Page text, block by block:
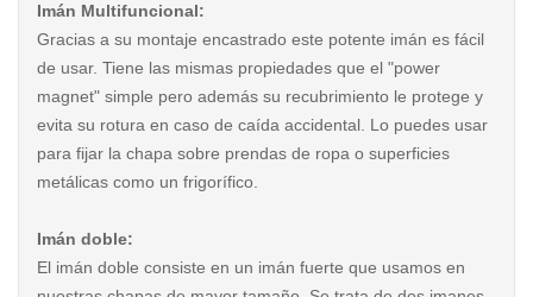
Imán Multifuncional:
Gracias a su montaje encastrado este potente imán es fácil
de usar. Tiene las mismas propiedades que el "power
magnet" simple pero además su recubrimiento le protege y
evita su rotura en caso de caída accidental. Lo puedes usar
para fijar la chapa sobre prendas de ropa o superficies
metálicas como un frigorífico.
Imán doble:
El imán doble consiste en un imán fuerte que usamos en